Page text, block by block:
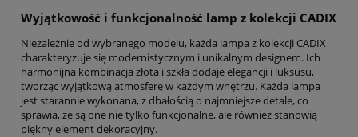
Wyjątkowość i funkcjonalność lamp z kolekcji CADIX
Niezależnie od wybranego modelu, każda lampa z kolekcji CADIX
charakteryzuje się modernistycznym i unikalnym designem. Ich
harmonijna kombinacja złota i szkła dodaje elegancji i luksusu,
tworząc wyjątkową atmosferę w każdym wnętrzu. Każda lampa
jest starannie wykonana, z dbałością o najmniejsze detale, co
sprawia, że są one nie tylko funkcjonalne, ale również stanowią
piękny element dekoracyjny.